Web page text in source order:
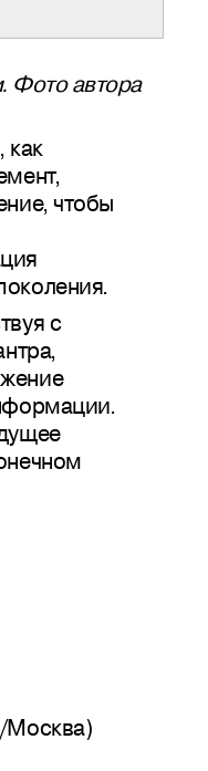
Фото автора
как
чтобы
с
Москва)